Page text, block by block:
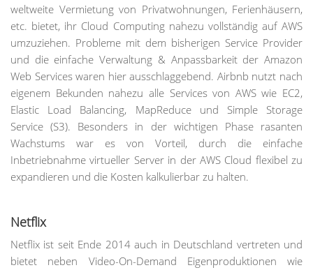
weltweite Vermietung von Privatwohnungen, Ferienhäusern,
etc. bietet, ihr Cloud Computing nahezu vollständig auf AWS
umzuziehen. Probleme mit dem bisherigen Service Provider
und die einfache Verwaltung & Anpassbarkeit der Amazon
Web Services waren hier ausschlaggebend. Airbnb nutzt nach
eigenem Bekunden nahezu alle Services von AWS wie EC2,
Elastic Load Balancing, MapReduce und Simple Storage
Service (S3). Besonders in der wichtigen Phase rasanten
Wachstums war es von Vorteil, durch die einfache
Inbetriebnahme virtueller Server in der AWS Cloud flexibel zu
expandieren und die Kosten kalkulierbar zu halten.
Netflix
Netflix ist seit Ende 2014 auch in Deutschland vertreten und
bietet neben Video-On-Demand Eigenproduktionen wie